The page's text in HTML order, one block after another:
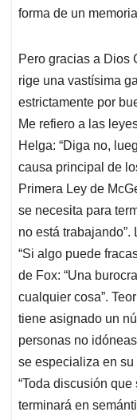
forma de un
Pero gracias a Dios
rige una vastísima
estrictamente por
Me refiero a las
Helga: “Diga no,
causa principal de
Primera Ley de
se necesita para
no está
“Si algo puede
de Fox: “Una
cualquier cosa”.
tiene asignado un
personas no
se especializa en su
“Toda discusión
terminará en